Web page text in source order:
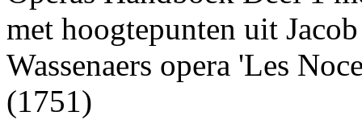
met hoogtepunten uit
Wassenaers opera 'Les
(1751)